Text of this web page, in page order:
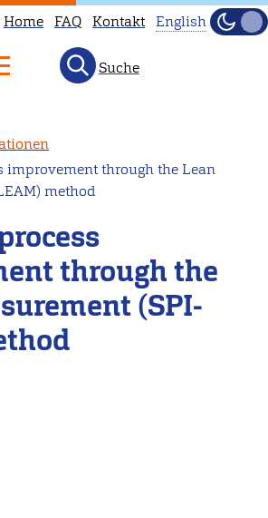
Home FAQ Kontakt
available
to
our
English
Hell
Suche
improvement through the Lean
method
through the
(SPI-